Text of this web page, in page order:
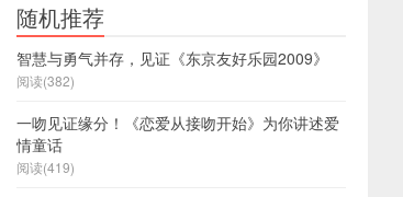
随机推荐
智慧与勇气并存，见证《东京友好乐园2009》
阅读(382)
一吻见证缘分！《恋爱从接吻开始》为你讲述爱
情童话
阅读(419)